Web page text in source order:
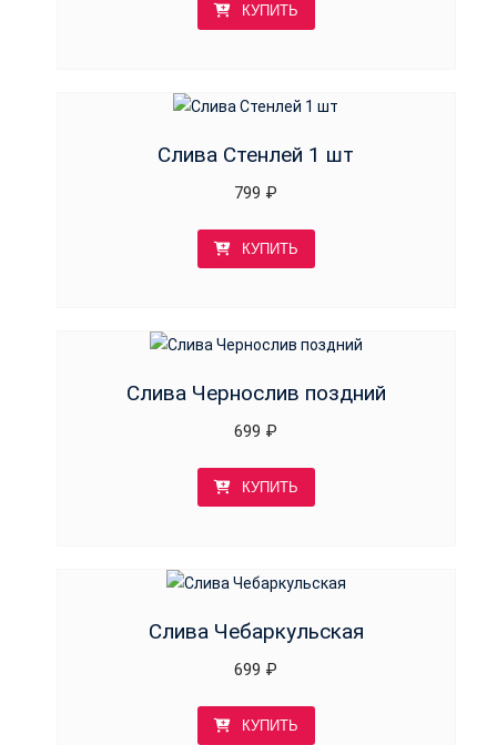
КУПИТЬ
Слива Стенлей 1 шт
799 ₽
КУПИТЬ
Слива Чернослив поздний
699 ₽
КУПИТЬ
Слива Чебаркульская
699 ₽
КУПИТЬ